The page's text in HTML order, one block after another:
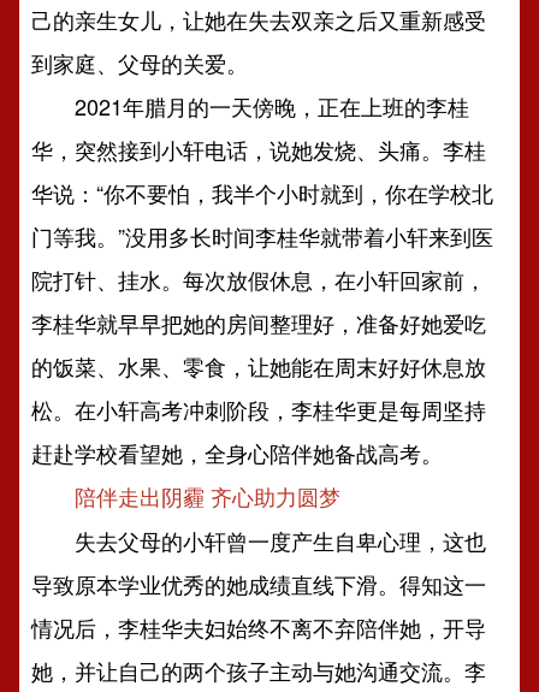
己的亲生女儿，让她在失去双亲之后又重新感受
到家庭、父母的关爱。
2021年腊月的一天傍晚，正在上班的李桂
华，突然接到小轩电话，说她发烧、头痛。李桂
华说：“你不要怕，我半个小时就到，你在学校北
门等我。”没用多长时间李桂华就带着小轩来到医
院打针、挂水。每次放假休息，在小轩回家前，
李桂华就早早把她的房间整理好，准备好她爱吃
的饭菜、水果、零食，让她能在周末好好休息放
松。在小轩高考冲刺阶段，李桂华更是每周坚持
赶赴学校看望她，全身心陪伴她备战高考。
陪伴走出阴霾 齐心助力圆梦
失去父母的小轩曾一度产生自卑心理，这也
导致原本学业优秀的她成绩直线下滑。得知这一
情况后，李桂华夫妇始终不离不弃陪伴她，开导
她，并让自己的两个孩子主动与她沟通交流。李